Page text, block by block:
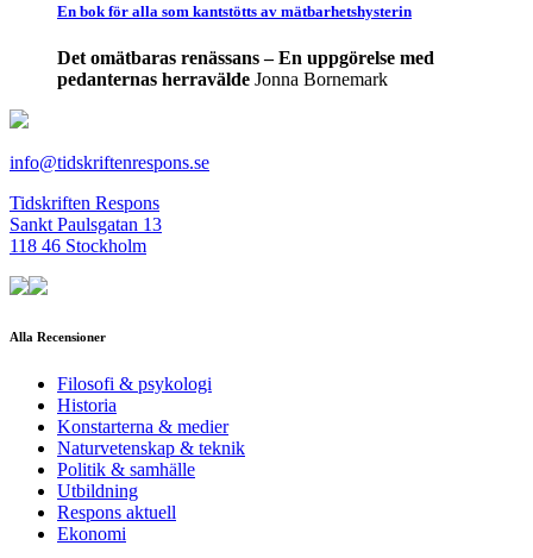
En bok för alla som kantstötts av mätbarhetshysterin
Det omätbaras renässans – En uppgörelse med
pedanternas herravälde Jonna Bornemark
info@tidskriftenrespons.se
Tidskriften Respons
Sankt Paulsgatan 13
118 46 Stockholm
Alla Recensioner
Filosofi & psykologi
Historia
Konstarterna & medier
Naturvetenskap & teknik
Politik & samhälle
Utbildning
Respons aktuell
Ekonomi